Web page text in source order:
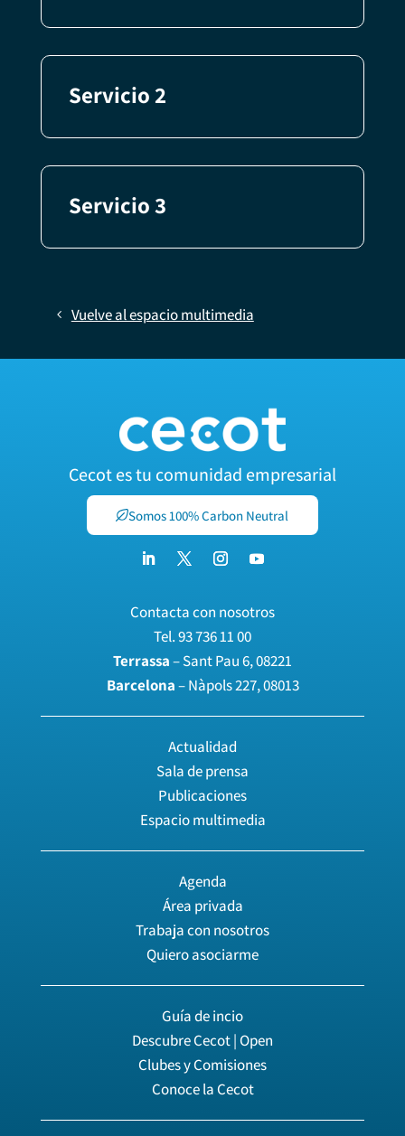
Servicio 2
Servicio 3
Vuelve al espacio multimedia
Cecot es tu comunidad empresarial
Somos 100% Carbon Neutral
Contacta con nosotros
Tel.93 736 11 00
Terrassa– Sant Pau 6, 08221
Barcelona– Nàpols 227, 08013
Actualidad
Sala de prensa
Publicaciones
Espacio multimedia
Agenda
Área privada
Trabaja con nosotros
Quiero asociarme
Guía de incio
Descubre Cecot | Open
Clubes y Comisiones
Conoce la Cecot